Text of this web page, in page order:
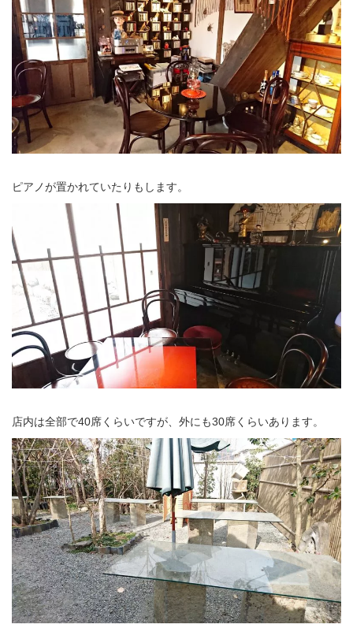
ピアノが置かれていたりもします。
店内は全部で40席くらいですが、外にも30席くらいあります。